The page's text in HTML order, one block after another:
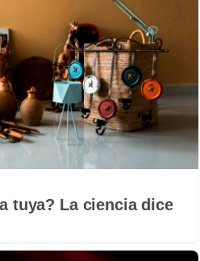
tuya? La ciencia dice